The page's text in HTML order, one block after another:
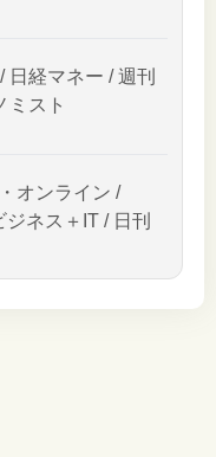
日経マネー / 週刊
ミスト
オンライン /
ネス＋IT / 日刊